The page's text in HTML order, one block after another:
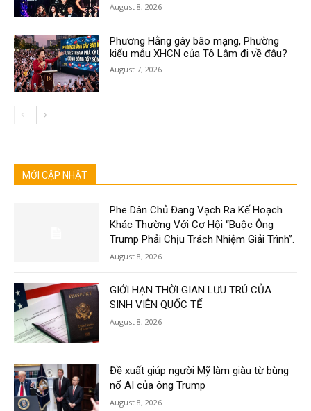
August 8, 2026
Phương Hằng gây bão mạng, Phường
kiểu mẫu XHCN của Tô Lâm đi về đâu?
August 7, 2026
MỚI CẬP NHẬT
Phe Dân Chủ Đang Vạch Ra Kế Hoạch
Khác Thường Với Cơ Hội “Buộc Ông
Trump Phải Chịu Trách Nhiệm Giải Trình”.
August 8, 2026
GIỚI HẠN THỜI GIAN LƯU TRÚ CỦA
SINH VIÊN QUỐC TẾ
August 8, 2026
Đề xuất giúp người Mỹ làm giàu từ bùng
nổ AI của ông Trump
August 8, 2026